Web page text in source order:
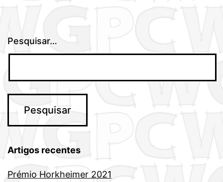
Pesquisar…
Artigos recentes
Prémio Horkheimer 2021